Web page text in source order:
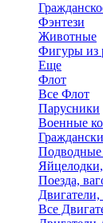
Фэнтези
Животные
Фигуры из
Еще
Флот
Все Флот
Парусники
Военные
Подводные
Поезда,
Двигатели,
Все